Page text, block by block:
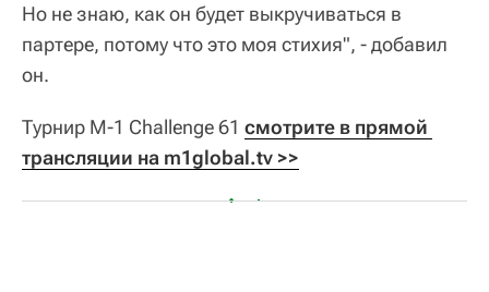
Но не знаю, как он будет выкручиваться в
партере, потому что это моя стихия", - добавил
он.
Турнир M-1 Challenge 61 смотрите в прямой
трансляции на m1global.tv >>